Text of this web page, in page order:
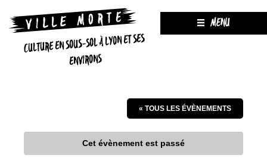
CULTURE EN SOUS-SOL À LYON ET SES
ENVIRONS
MENU
« TOUS LES ÉVÈNEMENTS
Cet évènement est passé